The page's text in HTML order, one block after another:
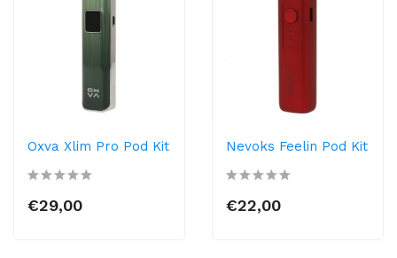
Oxva Xlim Pro Pod Kit
€29,00
Nevoks Feelin Pod Kit
€22,00